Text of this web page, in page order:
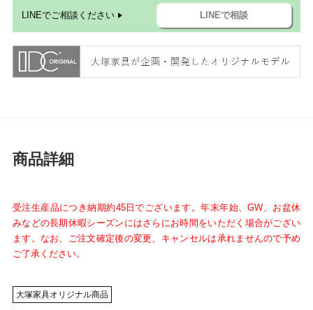
LINEでご相談ください LINEで相談
商品詳細
受注生産品につき納期約45日でございます。年末年始、GW、お盆休
みなどの長期休暇シーズンにはさらにお時間をいただく場合がござい
ます。なお、ご注文確定後の変更、キャンセルは承れませんので予め
ご了承ください。
大塚家具オリジナル商品